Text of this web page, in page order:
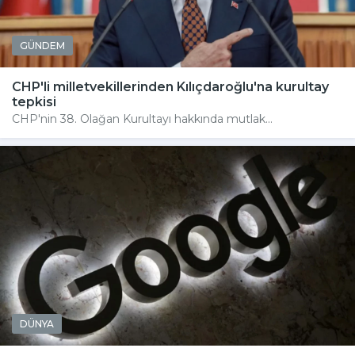
GÜNDEM
CHP'li milletvekillerinden Kılıçdaroğlu'na kurultay
tepkisi
CHP'nin 38. Olağan Kurultayı hakkında mutlak...
DÜNYA